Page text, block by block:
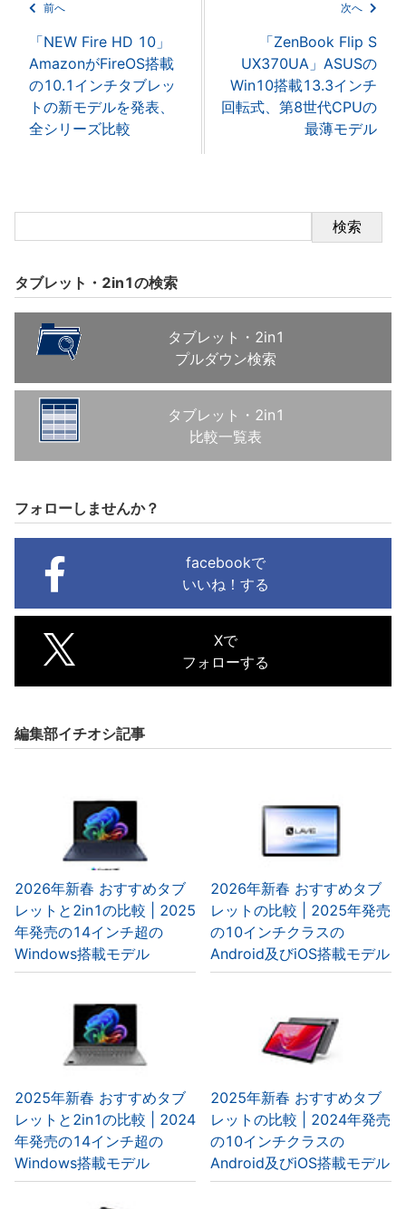
前へ
「NEW Fire HD 10」
AmazonがFireOS搭載
の10.1インチタブレッ
トの新モデルを発表、
全シリーズ比較
次へ
「ZenBook Flip S
UX370UA」ASUSの
Win10搭載13.3インチ
回転式、第8世代CPUの
最薄モデル
検索
タブレット・2in1の検索
タブレット・2in1
プルダウン検索
タブレット・2in1
比較一覧表
フォローしませんか？
facebookで
いいね！する
Xで
フォローする
編集部イチオシ記事
2026年新春 おすすめタブ
レットと2in1の比較 | 2025
年発売の14インチ超の
Windows搭載モデル
2026年新春 おすすめタブ
レットの比較 | 2025年発売
の10インチクラスの
Android及びiOS搭載モデル
2025年新春 おすすめタブ
レットと2in1の比較 | 2024
年発売の14インチ超の
Windows搭載モデル
2025年新春 おすすめタブ
レットの比較 | 2024年発売
の10インチクラスの
Android及びiOS搭載モデル